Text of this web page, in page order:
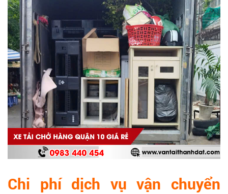
Chi phí dịch vụ vận chuyển